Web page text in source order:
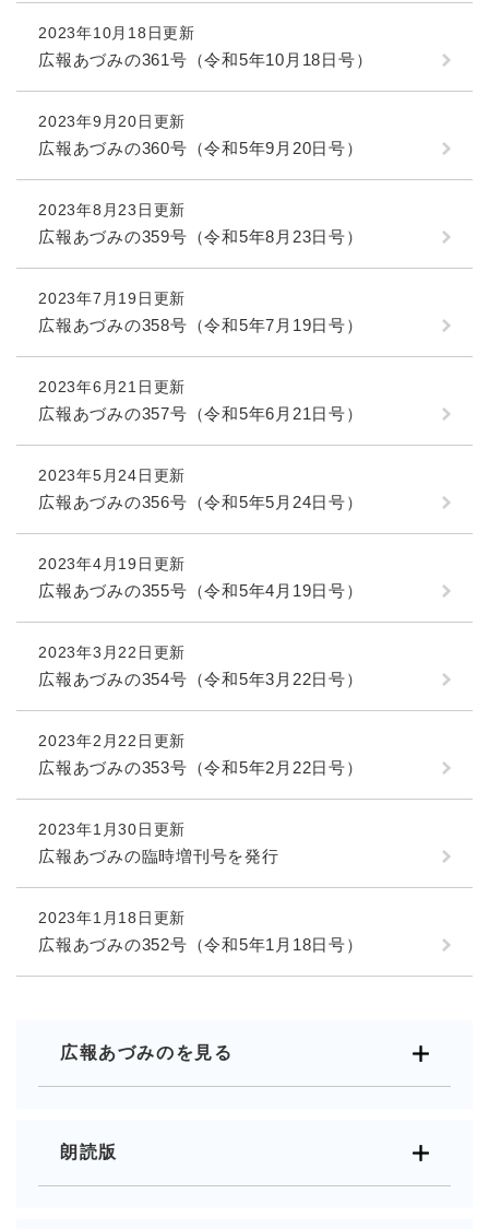
2023年10月18日更新
広報あづみの361号（令和5年10月18日号）
2023年9月20日更新
広報あづみの360号（令和5年9月20日号）
2023年8月23日更新
広報あづみの359号（令和5年8月23日号）
2023年7月19日更新
広報あづみの358号（令和5年7月19日号）
2023年6月21日更新
広報あづみの357号（令和5年6月21日号）
2023年5月24日更新
広報あづみの356号（令和5年5月24日号）
2023年4月19日更新
広報あづみの355号（令和5年4月19日号）
2023年3月22日更新
広報あづみの354号（令和5年3月22日号）
2023年2月22日更新
広報あづみの353号（令和5年2月22日号）
2023年1月30日更新
広報あづみの臨時増刊号を発行
2023年1月18日更新
広報あづみの352号（令和5年1月18日号）
広報あづみのを見る
朗読版